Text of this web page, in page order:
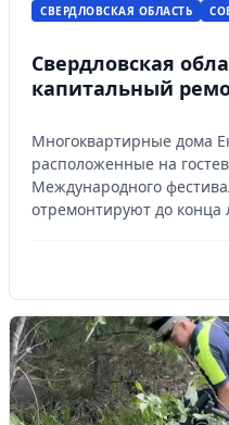
СВЕРДЛОВСКАЯ ОБЛАСТЬ
Свердловская
капитальный
фестиваля
Многоквартирные дома
расположенные на
Международного
отремонтируют до конца